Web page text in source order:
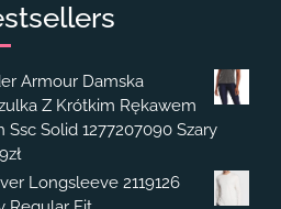
Armour Damska
Z Krótkim Rękawem
Ssc Solid 1277207090 Szary
zł
Longsleeve 2119126